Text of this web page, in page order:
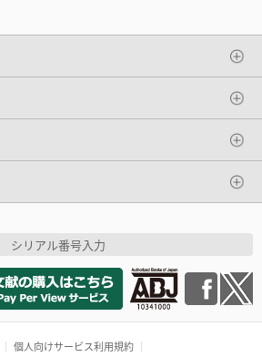
シリアル番号入力
個人向けサービス利用規約